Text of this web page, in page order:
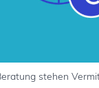
stehen